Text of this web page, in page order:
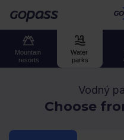
Gopass
Mountain
resorts
Water
parks
Vodný
Choose